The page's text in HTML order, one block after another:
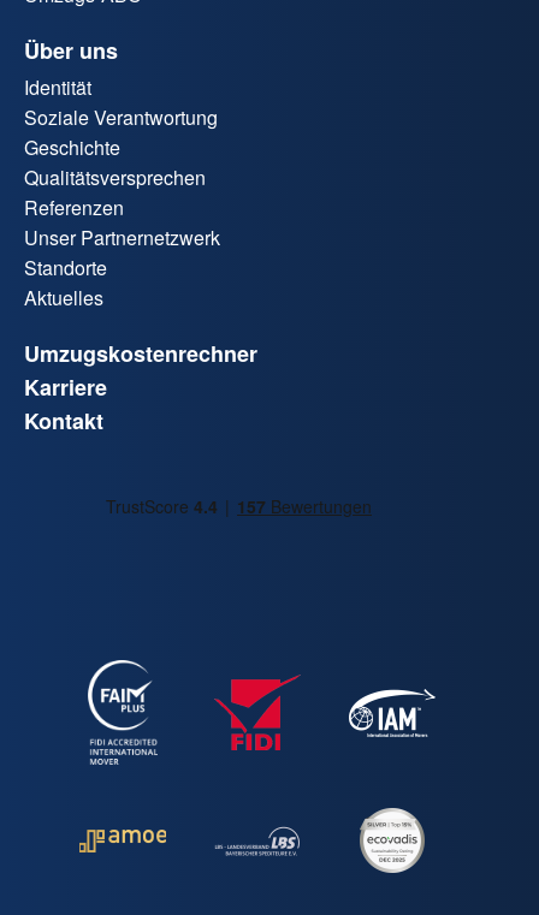
Über uns
Identität
Soziale Verantwortung
Geschichte
Qualitätsversprechen
Referenzen
Unser Partnernetzwerk
Standorte
Aktuelles
Umzugskostenrechner
Karriere
Kontakt